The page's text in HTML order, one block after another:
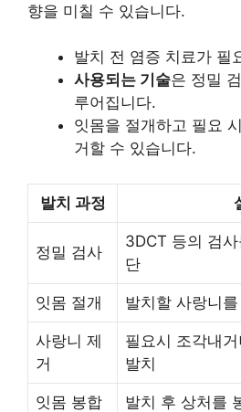
향을 미칠 수 있습니다.
발치 전 염증 치료가 필
사용되는 기술은 정밀
루어집니다.
잇몸을 절개하고 필요
거할 수 있습니다.
발치 과정
정밀 검사
3DCT 등의 검
단
잇몸 절개 발치할 사랑니
사랑니 제
거
필요시 조각내
발치
잇몸 봉합 발치 후 상처를